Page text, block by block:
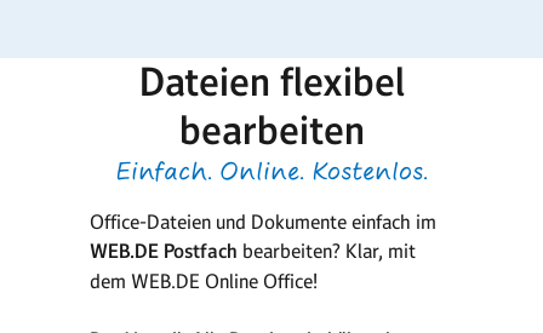
Dateien flexibel
bearbeiten
Einfach. Online. Kostenlos.
Office-Dateien und Dokumente einfach im
WEB.DE Postfach bearbeiten? Klar, mit
dem WEB.DE Online Office!